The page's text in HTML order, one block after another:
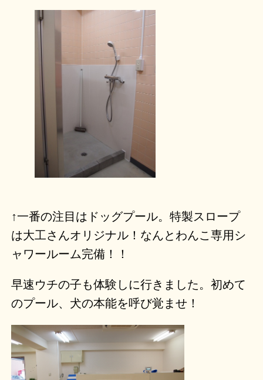
↑一番の注目はドッグプール。特製スロープ
は大工さんオリジナル！なんとわんこ専用シ
ャワールーム完備！！
早速ウチの子も体験しに行きました。初めて
のプール、犬の本能を呼び覚ませ！